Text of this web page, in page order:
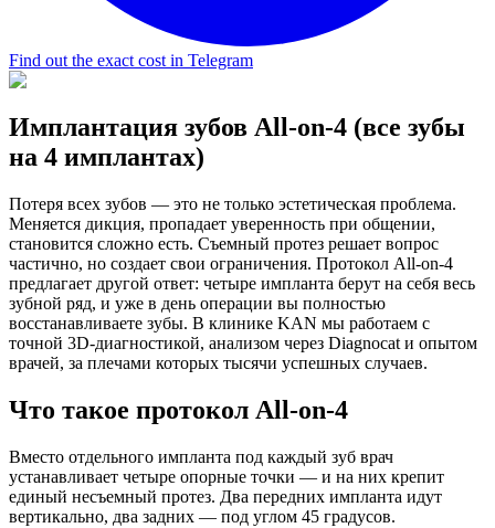
Find out the exact cost in Telegram
Имплантация зубов All-on-4 (все зубы
на 4 имплантах)
Потеря всех зубов — это не только эстетическая проблема.
Меняется дикция, пропадает уверенность при общении,
становится сложно есть. Съемный протез решает вопрос
частично, но создает свои ограничения. Протокол All-on-4
предлагает другой ответ: четыре импланта берут на себя весь
зубной ряд, и уже в день операции вы полностью
восстанавливаете зубы. В клинике KAN мы работаем с
точной 3D-диагностикой, анализом через Diagnocat и опытом
врачей, за плечами которых тысячи успешных случаев.
Что такое протокол All-on-4
Вместо отдельного импланта под каждый зуб врач
устанавливает четыре опорные точки — и на них крепит
единый несъемный протез. Два передних импланта идут
вертикально, два задних — под углом 45 градусов.